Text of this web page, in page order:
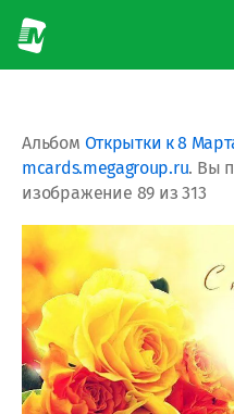
Альбом Открытки к 8
mcards.megagroup.ru. Вы
изображение 89 из 313